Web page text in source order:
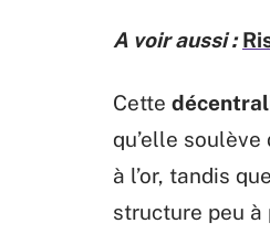
A voir aussi :
Cette
qu’elle
à l’or, tandis
structure peu à